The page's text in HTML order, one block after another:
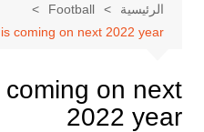
الرئيسية
Football
coming on next 2022 year
on next
2022 year